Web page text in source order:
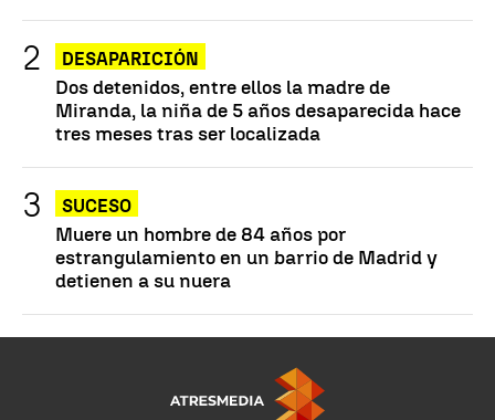
DESAPARICIÓN
Dos detenidos, entre ellos la madre de
Miranda, la niña de 5 años desaparecida hace
tres meses tras ser localizada
SUCESO
Muere un hombre de 84 años por
estrangulamiento en un barrio de Madrid y
detienen a su nuera